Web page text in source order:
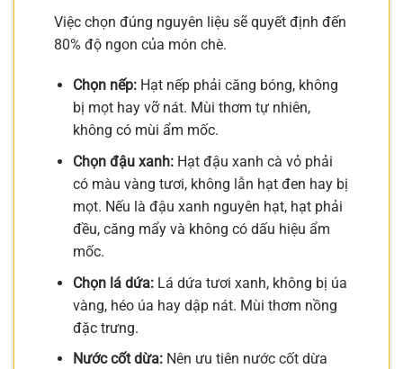
Việc chọn đúng nguyên liệu sẽ quyết định đến
80% độ ngon của món chè.
Chọn nếp:Hạt nếp phải căng bóng, không
bị mọt hay vỡ nát. Mùi thơm tự nhiên,
không có mùi ẩm mốc.
Chọn đậu xanh:Hạt đậu xanh cà vỏ phải
có màu vàng tươi, không lẫn hạt đen hay bị
mọt. Nếu là đậu xanh nguyên hạt, hạt phải
đều, căng mẩy và không có dấu hiệu ẩm
mốc.
Chọn lá dứa:Lá dứa tươi xanh, không bị úa
vàng, héo úa hay dập nát. Mùi thơm nồng
đặc trưng.
Nước cốt dừa:Nên ưu tiên nước cốt dừa